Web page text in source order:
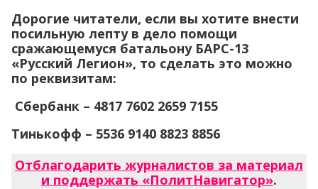
Дорогие читатели, если вы хотите внести
посильную лепту в дело помощи
сражающемуся батальону БАРС-13
«Русский Легион», то сделать это можно
по реквизитам:
Сбербанк – 4817 7602 2659 7155
Тинькофф – 5536 9140 8823 8856
Отблагодарить журналистов за материал
и поддержать «ПолитНавигатор».